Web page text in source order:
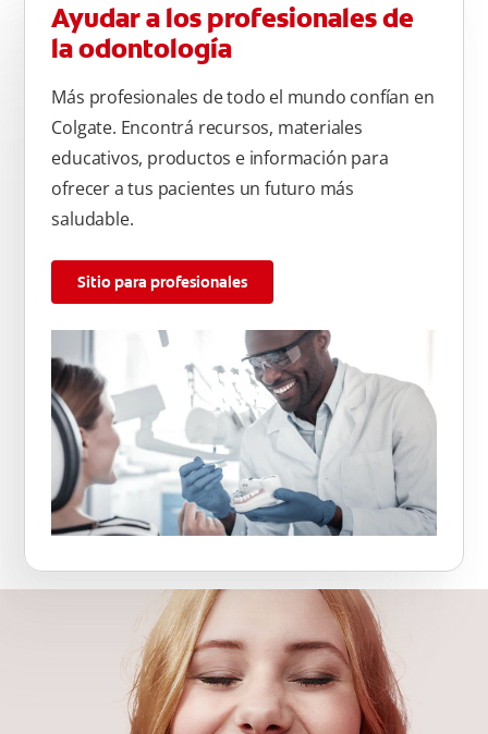
Ayudar a los profesionales de
la odontología
Más profesionales de todo el mundo confían en
Colgate. Encontrá recursos, materiales
educativos, productos e información para
ofrecer a tus pacientes un futuro más
saludable.
Sitio para profesionales